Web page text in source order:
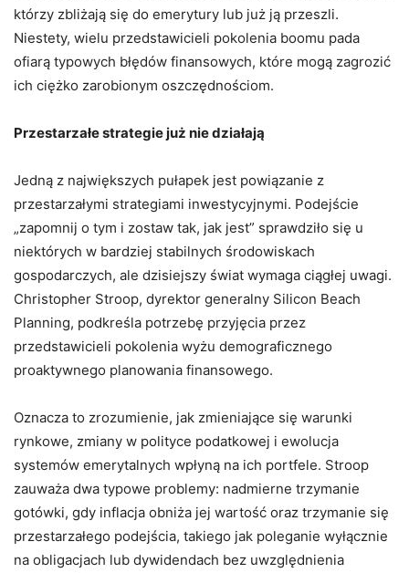
którzy zbliżają się do emerytury lub już ją przeszli.
Niestety, wielu przedstawicieli pokolenia boomu pada
ofiarą typowych błędów finansowych, które mogą zagrozić
ich ciężko zarobionym oszczędnościom.
Przestarzałe strategie już nie działają
Jedną z największych pułapek jest powiązanie z
przestarzałymi strategiami inwestycyjnymi. Podejście
„zapomnij o tym i zostaw tak, jak jest” sprawdziło się u
niektórych w bardziej stabilnych środowiskach
gospodarczych, ale dzisiejszy świat wymaga ciągłej uwagi.
Christopher Stroop, dyrektor generalny Silicon Beach
Planning, podkreśla potrzebę przyjęcia przez
przedstawicieli pokolenia wyżu demograficznego
proaktywnego planowania finansowego.
Oznacza to zrozumienie, jak zmieniające się warunki
rynkowe, zmiany w polityce podatkowej i ewolucja
systemów emerytalnych wpłyną na ich portfele. Stroop
zauważa dwa typowe problemy: nadmierne trzymanie
gotówki, gdy inflacja obniża jej wartość oraz trzymanie się
przestarzałego podejścia, takiego jak poleganie wyłącznie
na obligacjach lub dywidendach bez uwzględnienia